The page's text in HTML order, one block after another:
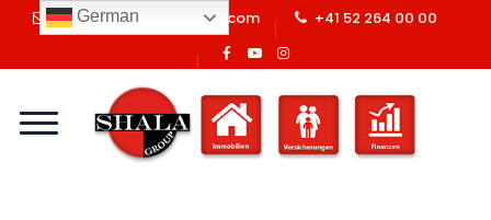
info@shalaswissgroup.com +41 52 264 00 00
German